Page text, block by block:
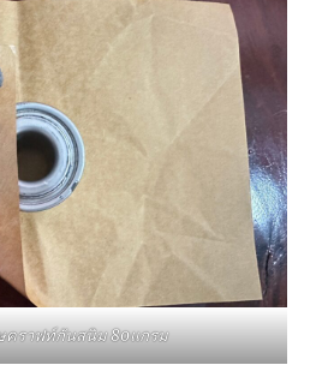
คราฟท์กันสนิม 80แกรม